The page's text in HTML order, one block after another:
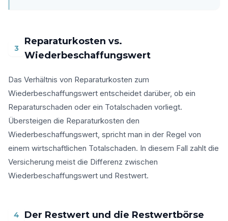
3
Reparaturkosten vs.
Wiederbeschaffungswert
Das Verhältnis von Reparaturkosten zum
Wiederbeschaffungswert entscheidet darüber, ob ein
Reparaturschaden oder ein Totalschaden vorliegt.
Übersteigen die Reparaturkosten den
Wiederbeschaffungswert, spricht man in der Regel von
einem wirtschaftlichen Totalschaden. In diesem Fall zahlt die
Versicherung meist die Differenz zwischen
Wiederbeschaffungswert und Restwert.
4 Der Restwert und die Restwertbörse